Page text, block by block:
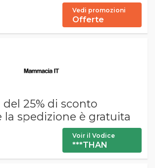
Vedi promozioni
Offerte
25% di sconto
la spedizione è gratuita
Voir il Vodice
***THAN